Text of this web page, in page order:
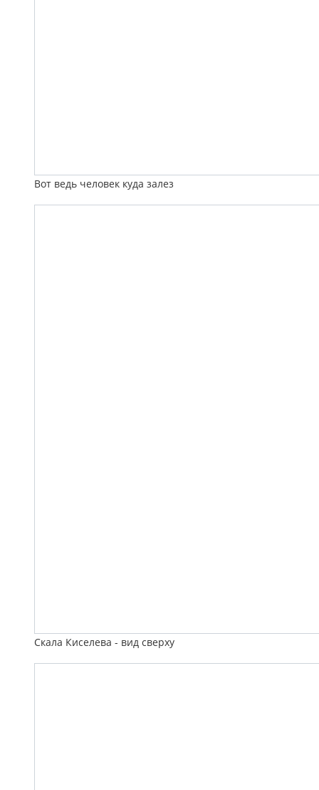
Вот ведь человек куда залез
Скала Киселева - вид сверху